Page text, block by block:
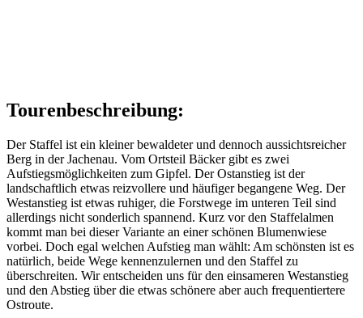
Tourenbeschreibung:
Der Staffel ist ein kleiner bewaldeter und dennoch aussichtsreicher
Berg in der Jachenau. Vom Ortsteil Bäcker gibt es zwei
Aufstiegsmöglichkeiten zum Gipfel. Der Ostanstieg ist der
landschaftlich etwas reizvollere und häufiger begangene Weg. Der
Westanstieg ist etwas ruhiger, die Forstwege im unteren Teil sind
allerdings nicht sonderlich spannend. Kurz vor den Staffelalmen
kommt man bei dieser Variante an einer schönen Blumenwiese
vorbei. Doch egal welchen Aufstieg man wählt: Am schönsten ist es
natürlich, beide Wege kennenzulernen und den Staffel zu
überschreiten. Wir entscheiden uns für den einsameren Westanstieg
und den Abstieg über die etwas schönere aber auch frequentiertere
Ostroute.